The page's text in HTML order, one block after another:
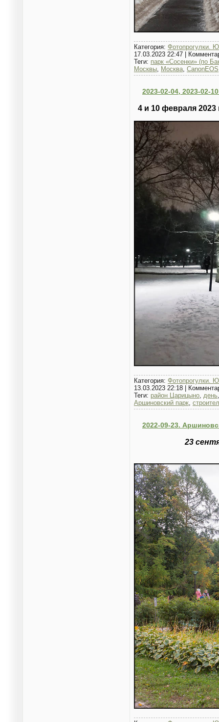
Категория: Фотопрогулки.
17.03.2023 22:47
Теги: парк «Сосенки» (по
Москвы, Москва, CanonEOS
2023-02-04, 2023-02-
4 и 10 февраля
Категория: Фотопрогулки.
13.03.2023 22:18
Теги: район Царицыно, день
Аршиновский парк,
2022-09-23.
23